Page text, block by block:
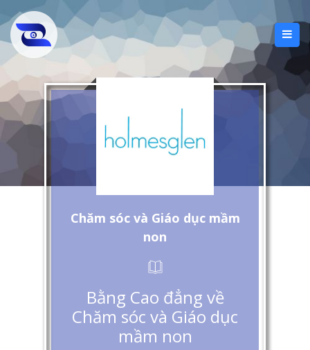
Chăm sóc và Giáo dục mầm
non
Bằng Cao đẳng về
Chăm sóc và Giáo dục
mầm non